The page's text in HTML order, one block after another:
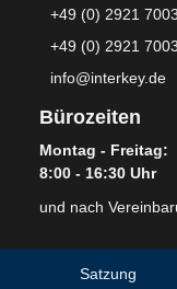
+49 (0) 2921
+49 (0) 2921
info@interkey.de
Bürozeiten
Montag - Freitag:
8:00 - 16:30 Uhr
und nach
Satzung